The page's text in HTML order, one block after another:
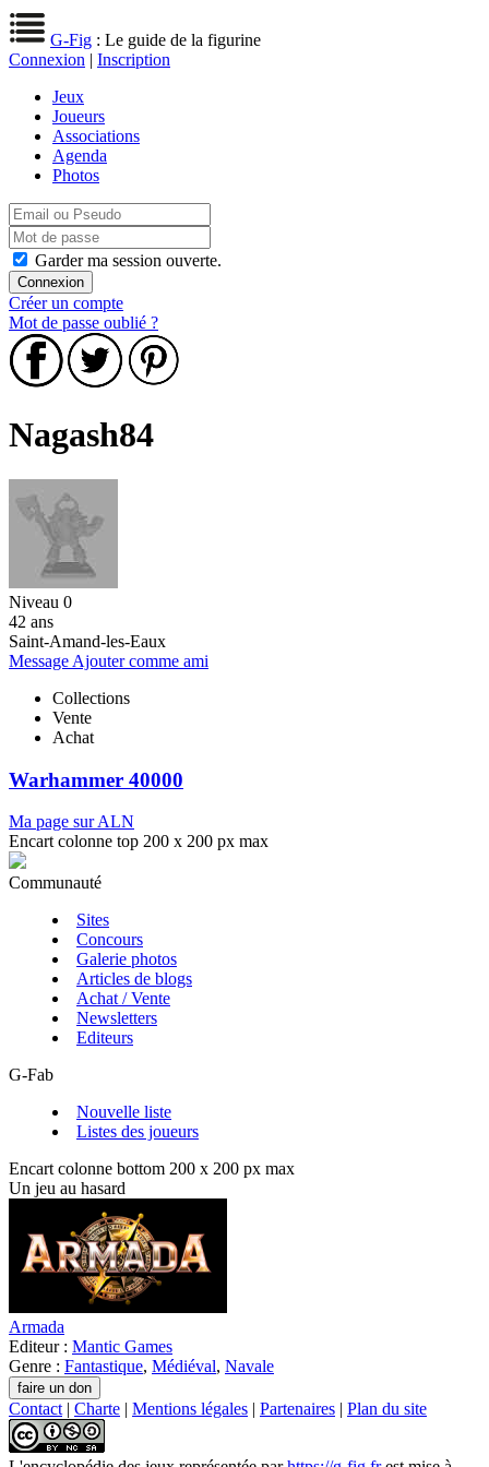
G-Fig : Le guide de la figurine
Connexion | Inscription
Jeux
Joueurs
Associations
Agenda
Photos
Garder ma session ouverte.
Créer un compte
Mot de passe oublié ?
Nagash84
Niveau 0
42 ans
Saint-Amand-les-Eaux
Message Ajouter comme ami
Collections
Vente
Achat
Warhammer 40000
Ma page sur ALN
Encart colonne top 200 x 200 px max
Communauté
Sites
Concours
Galerie photos
Articles de blogs
Achat / Vente
Newsletters
Editeurs
G-Fab
Nouvelle liste
Listes des joueurs
Encart colonne bottom 200 x 200 px max
Un jeu au hasard
Armada
Editeur : Mantic Games
Genre : Fantastique, Médiéval, Navale
Contact | Charte | Mentions légales | Partenaires | Plan du site